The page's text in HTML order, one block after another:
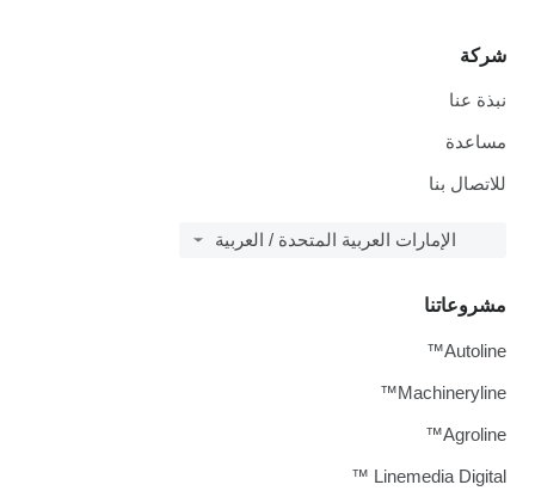
شركة
نبذة عنا
مساعدة
للاتصال بنا
الإمارات العربية المتحدة / العربية
مشروعاتنا
Autoline™
Machineryline™
Agroline™
Linemedia Digital ™